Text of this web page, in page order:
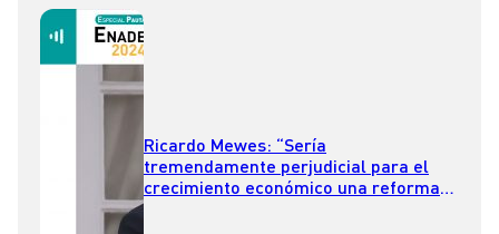
Ricardo Mewes: “Sería
tremendamente perjudicial para el
crecimiento económico una reforma